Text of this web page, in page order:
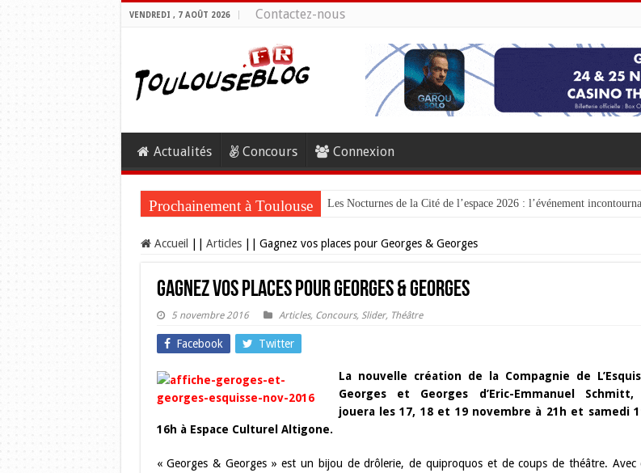
VENDREDI , 7 AOÛT 2026 Contactez-nous
Actualités Concours Connexion
Prochainement à Toulouse Les Nocturnes de la Cité de l’espace 2026 : l’événement
Accueil Articles Gagnez vos places pour Georges & Georges
Gagnez vos places pour Georges & Georges
5 novembre 2016 Articles, Concours, Slider, Théâtre
Facebook Twitter
La nouvelle création de la Compagnie de
Georges et Georges d’Eric-Emmanuel Schmitt,
jouera les 17, 18 et 19 novembre à 21h et samedi
16h à Espace Culturel Altigone.
« Georges & Georges » est un bijou de drôlerie, de quiproquos et de coups de théâtre. Avec